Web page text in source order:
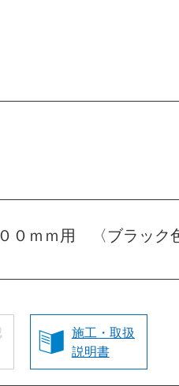
０ｍｍ用 〈ブラック
施工・取扱
説明書